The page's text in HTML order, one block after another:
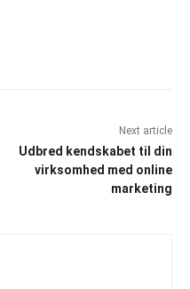
Next article
Udbred kendskabet til din
virksomhed med online
marketing